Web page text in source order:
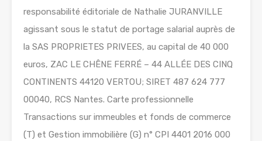
responsabilité éditoriale de Nathalie JURANVILLE
agissant sous le statut de portage salarial auprès de
la SAS PROPRIETES PRIVEES, au capital de 40 000
euros, ZAC LE CHÊNE FERRÉ – 44 ALLÉE DES CINQ
CONTINENTS 44120 VERTOU; SIRET 487 624 777
00040, RCS Nantes. Carte professionnelle
Transactions sur immeubles et fonds de commerce
(T) et Gestion immobilière (G) n° CPI 4401 2016 000